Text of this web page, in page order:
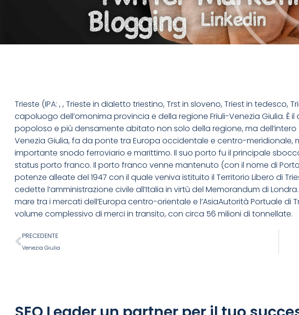
Trieste (IPA: , , Trieste in dialetto triestino, Trst in sloveno, Triest in
capoluogo dell’omonima provincia e della regione Friuli-Venezia Giulia.
popoloso e più densamente abitato non solo della regione, ma
Venezia Giulia, fa da ponte tra Europa occidentale e centro-meridionale,
importante snodo ferroviario e marittimo. Il suo porto fu il principale
status porto franco. Il porto franco venne mantenuto (con il nome di
potenze alleate del 1947 con il quale veniva istituito il Territorio Libero di
cedette l’amministrazione civile all’Italia in virtù del Memorandum di
mare tra i mercati dell’Europa centro-orientale e l’AsiaAutorità Portuale di
volume complessivo di merci in transito, con circa 56 milioni di tonnellate.
PRECEDENTE
Venezia Giulia